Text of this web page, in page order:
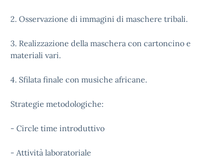
2. Osservazione di immagini di maschere tribali.
3. Realizzazione della maschera con cartoncino e
materiali vari.
4. Sfilata finale con musiche africane.
Strategie metodologiche:
- Circle time introduttivo
- Attività laboratoriale